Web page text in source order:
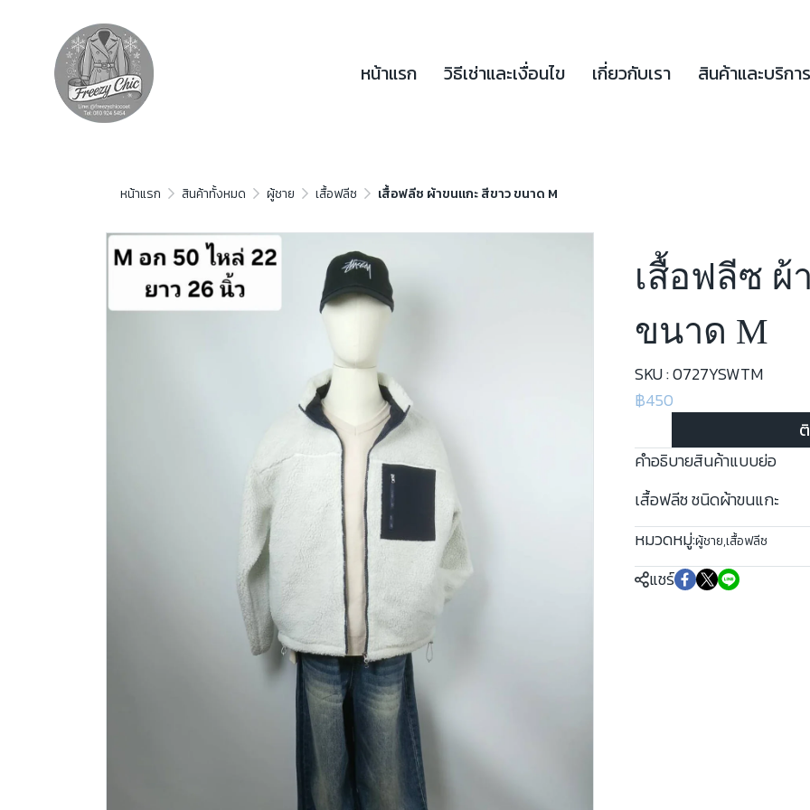
หน้าแรก วิธีเช่าและเงื่อนไข เกี่ยวกับเรา สินค้าและบริการ
หน้าแรก สินค้าทั้งหมด ผู้ชาย เสื้อฟลีซ เสื้อฟลีซ ผ้าขนแกะ สีขาว ขนาด M
เสื้อฟลีซ ผ้
ขนาด M
SKU : 0727YSWTM
฿450
คำอธิบายสินค้าแบบย่อ
เสื้อฟลีซ ชนิดผ้าขนแกะ
หมวดหมู่:ผู้ชาย,เสื้อฟลีซ
แชร์